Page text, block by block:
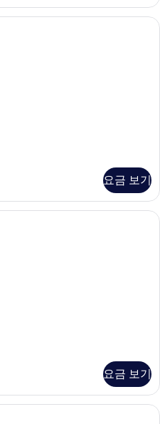
디럭스 더블룸, 발코니 | 미니바, 객실
요금 보기
스위트, 테라스 | 미니바, 객실 내 금고,
요금 보기